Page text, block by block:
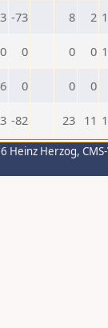
-73 8 2
0 0 0 0
0 0 0
-82 23 11
Heinz Herzog,